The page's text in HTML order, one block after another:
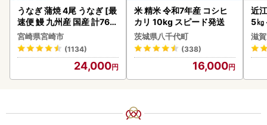
うなぎ 蒲焼 4尾 うなぎ [最
速便 鰻 九州産 国産 計760
g以上]
宮崎県宮崎市
(1134)
24,000
米 精米 令和7年産 コシヒ
カリ 10kg スピード発送
茨城県八千代町
(338)
16,000
近
5㎏
菜
滋